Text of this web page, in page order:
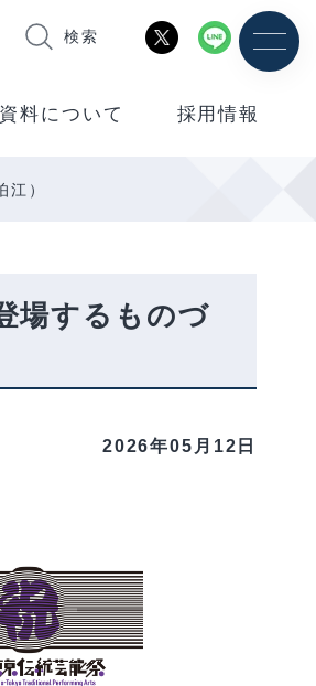
検索
料について 採用情報
）
場するものづ
2026年05月12日